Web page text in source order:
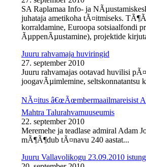
SA Raplamaa Info- ja
juhataja ametikoha tÃ¤itmiseks.
korraldamine, Euroopa sotsiaalfondi
ÃµppenÃµustamine), projektide
Juuru rahvamaja huviringid
27. september 2010
Juuru rahvamajas ootavad huvilisi
joogavÃµimlemine, seltskonnatantsu
NÃ¤itus â€œÃœmbermaailmareisist
Mahtra Talurahvamuuseumis
22. september 2010
Meremehe ja teadlase admiral Adam
mÃ¶Ã¶dub tÃ¤navu 240 aastat...
Juuru Vallavolikogu 23.09.2010 istung